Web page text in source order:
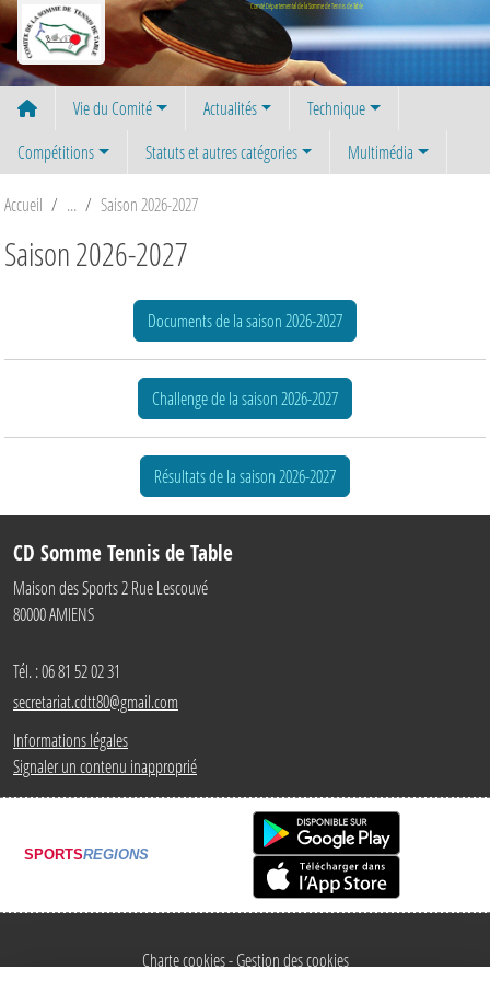
Comité Départemental de la Somme de Tennis de Table
Vie du Comité Actualités
Technique
Compétitions
Statuts et autres catégories Multimédia
Accueil Saison 2026-2027
Saison 2026-2027
Documents de la saison 2026-2027
Challenge de la saison 2026-2027
Résultats de la saison 2026-2027
CD Somme Tennis de Table
Maison des Sports 2 Rue Lescouvé
80000AMIENS
Tél. :06 81 52 02 31
secretariat.cdtt80@gmail.com
Informations légales
Signaler un contenu inapproprié
SPORTSREGIONS
Charte cookies Gestion des cookies
Panneau de gestion des cookies